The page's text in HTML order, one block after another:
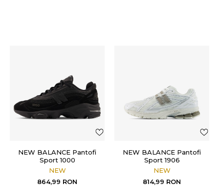
NEW BALANCE Pantofi
Sport 1000
NEW
864,99 RON
NEW BALANCE Pantofi
Sport 1906
NEW
814,99 RON